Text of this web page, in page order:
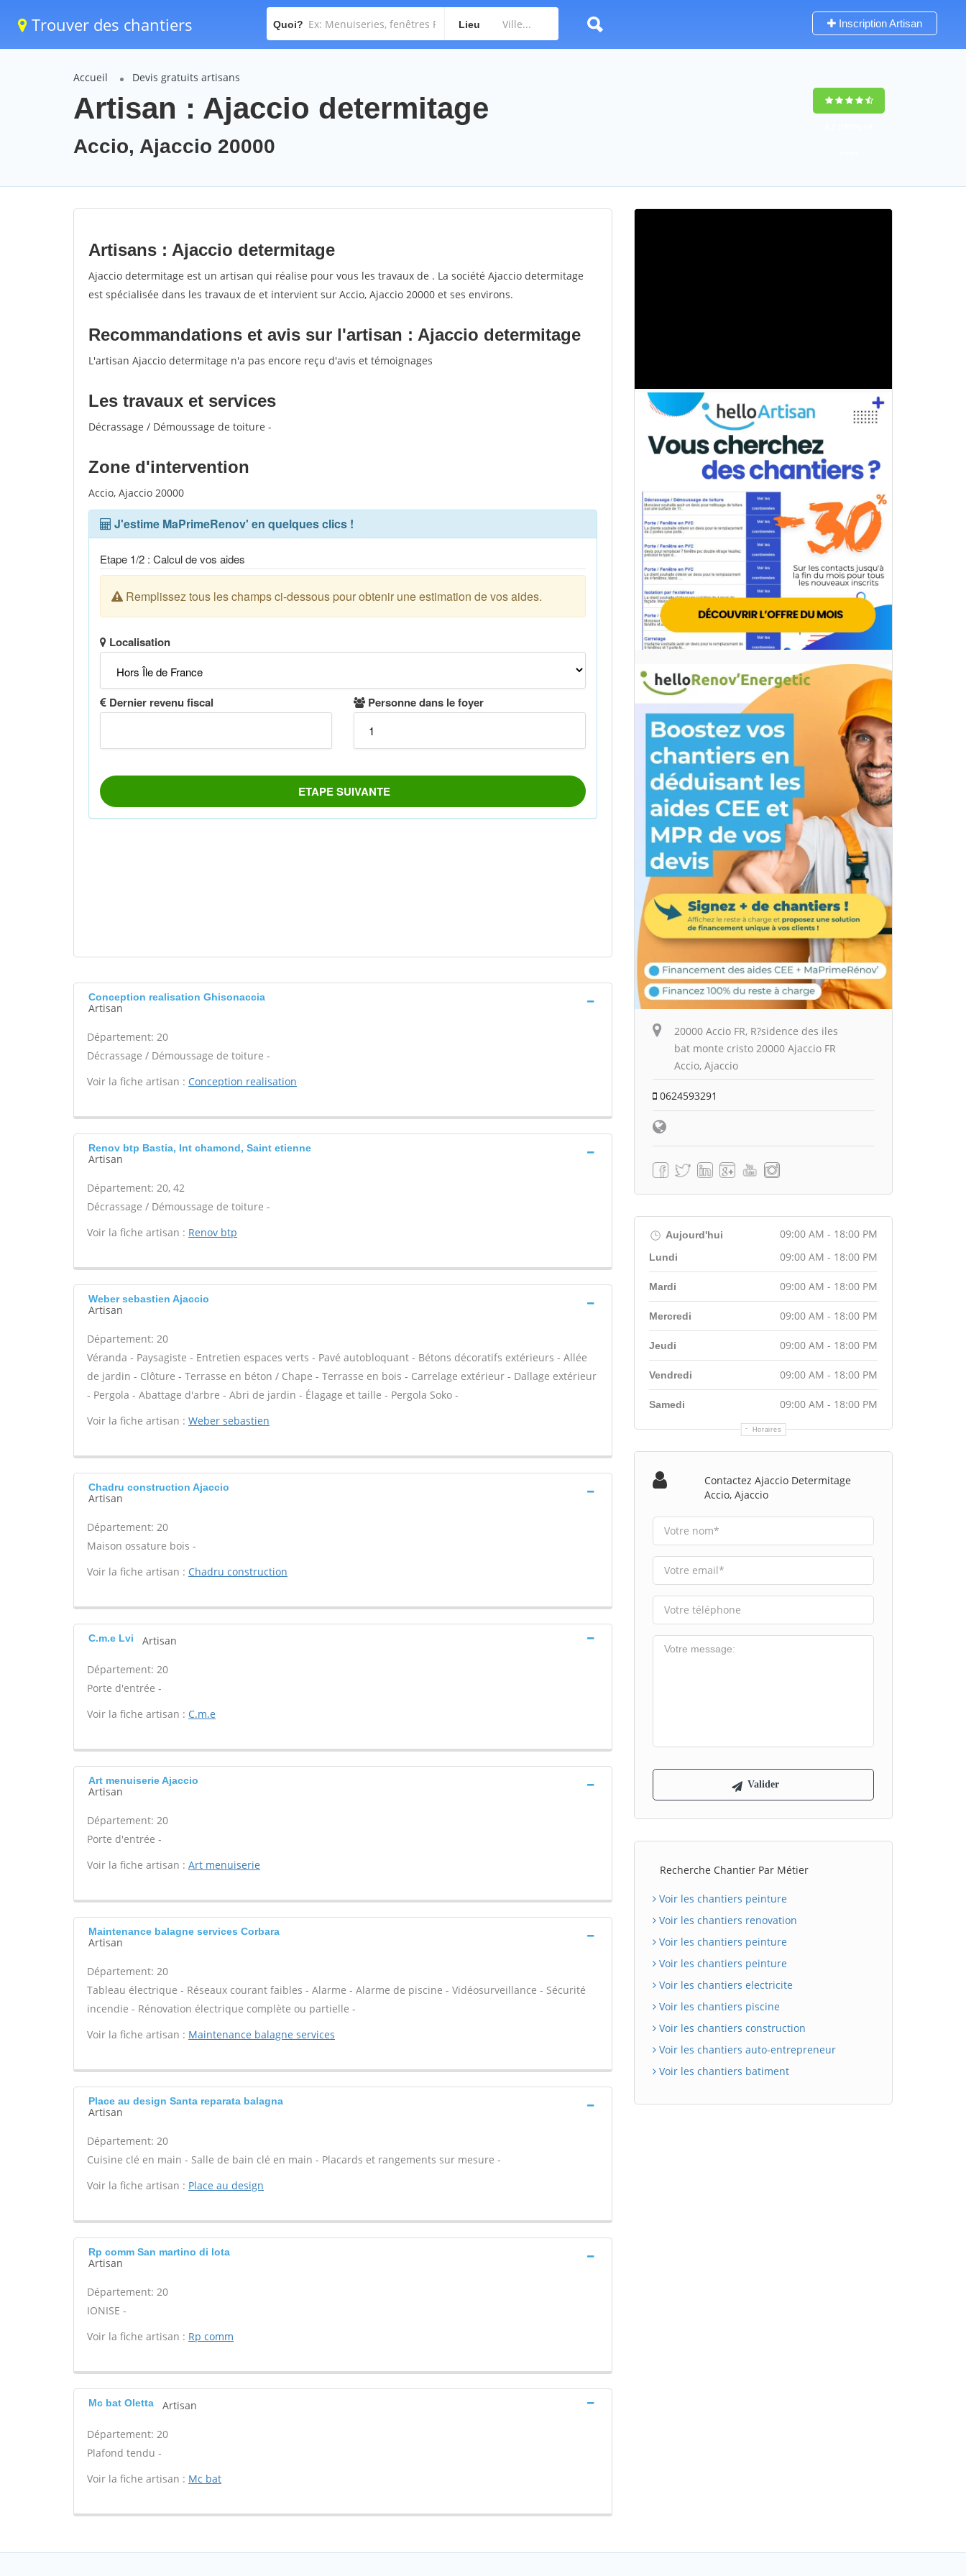
Trouver des chantiers Quoi? Lieu Inscription Artisan
Accueil Devis gratuits artisans
Artisan : Ajaccio determitage
Accio, Ajaccio 20000
Artisans : Ajaccio determitage
Ajaccio determitage est un artisan qui réalise pour vous les travaux de . La société Ajaccio determitage
est spécialisée dans les travaux de et intervient sur Accio, Ajaccio 20000 et ses environs.
Recommandations et avis sur l'artisan : Ajaccio determitage
L'artisan Ajaccio determitage n'a pas encore reçu d'avis et témoignages
Les travaux et services
Décrassage / Démoussage de toiture -
Zone d'intervention
Accio, Ajaccio 20000
Conception realisation Ghisonaccia
Artisan
Département: 20
Décrassage / Démoussage de toiture -
Voir la fiche artisan : Conception realisation
Renov btp Bastia, Int chamond, Saint etienne
Artisan
Département: 20, 42
Décrassage / Démoussage de toiture -
Voir la fiche artisan : Renov btp
Weber sebastien Ajaccio
Artisan
Département: 20
Véranda - Paysagiste - Entretien espaces verts - Pavé autobloquant - Bétons décoratifs extérieurs - Allée
de jardin - Clôture - Terrasse en béton / Chape - Terrasse en bois - Carrelage extérieur - Dallage extérieur
- Pergola - Abattage d'arbre - Abri de jardin - Élagage et taille - Pergola Soko -
Voir la fiche artisan : Weber sebastien
Chadru construction Ajaccio
Artisan
Département: 20
Maison ossature bois -
Voir la fiche artisan : Chadru construction
C.m.e Lvi Artisan
Département: 20
Porte d'entrée -
Voir la fiche artisan : C.m.e
Art menuiserie Ajaccio
Artisan
Département: 20
Porte d'entrée -
Voir la fiche artisan : Art menuiserie
Maintenance balagne services Corbara
Artisan
Département: 20
Tableau électrique - Réseaux courant faibles - Alarme - Alarme de piscine - Vidéosurveillance - Sécurité
incendie - Rénovation électrique complète ou partielle -
Voir la fiche artisan : Maintenance balagne services
Place au design Santa reparata balagna
Artisan
Département: 20
Cuisine clé en main - Salle de bain clé en main - Placards et rangements sur mesure -
Voir la fiche artisan : Place au design
Rp comm San martino di lota
Artisan
Département: 20
IONISE -
Voir la fiche artisan : Rp comm
Mc bat Oletta Artisan
Département: 20
Plafond tendu -
Voir la fiche artisan : Mc bat
20000 Accio FR, R?sidence des iles
bat monte cristo 20000 Ajaccio FR
Accio, Ajaccio
0624593291
Aujourd'hui 09:00 AM - 18:00 PM
Horaires
Lundi 09:00 AM - 18:00 PM
Mardi 09:00 AM - 18:00 PM
Mercredi 09:00 AM - 18:00 PM
Jeudi 09:00 AM - 18:00 PM
Vendredi 09:00 AM - 18:00 PM
Samedi 09:00 AM - 18:00 PM
Contactez Ajaccio Determitage
Accio, Ajaccio
Recherche Chantier Par Métier
Voir les chantiers peinture
Voir les chantiers renovation
Voir les chantiers peinture
Voir les chantiers peinture
Voir les chantiers electricite
Voir les chantiers piscine
Voir les chantiers construction
Voir les chantiers auto-entrepreneur
Voir les chantiers batiment